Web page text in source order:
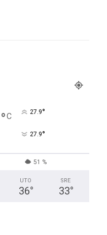
°C 27.9°
27.9°
51 %
UTO
36°
SRE
33°